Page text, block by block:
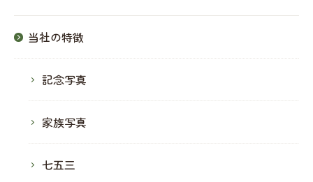
当社の特徴
記念写真
家族写真
七五三